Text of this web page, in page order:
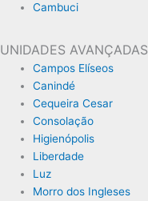
Cambuci
UNIDADES AVANÇADAS
Campos Elíseos
Canindé
Cequeira Cesar
Consolação
Higienópolis
Liberdade
Luz
Morro dos Ingleses